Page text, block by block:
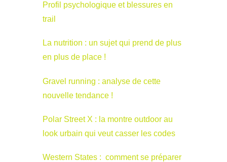
Profil psychologique et blessures en
trail
La nutrition : un sujet qui prend de plus
en plus de place !
Gravel running : analyse de cette
nouvelle tendance !
Polar Street X : la montre outdoor au
look urbain qui veut casser les codes
Western States : comment se préparer